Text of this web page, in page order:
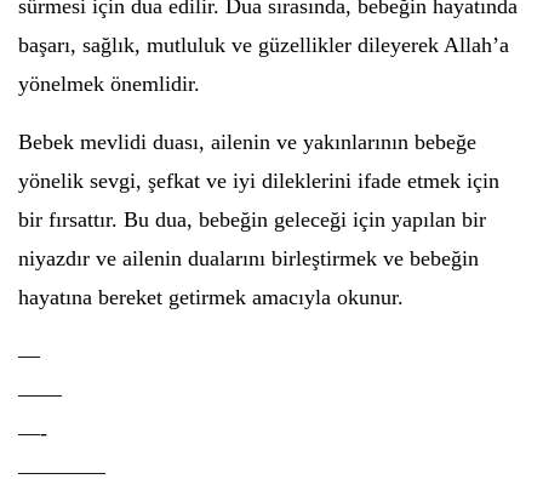
sürmesi için dua edilir. Dua sırasında, bebeğin hayatında
başarı, sağlık, mutluluk ve güzellikler dileyerek Allah’a
yönelmek önemlidir.
Bebek mevlidi duası, ailenin ve yakınlarının bebeğe
yönelik sevgi, şefkat ve iyi dileklerini ifade etmek için
bir fırsattır. Bu dua, bebeğin geleceği için yapılan bir
niyazdır ve ailenin dualarını birleştirmek ve bebeğin
hayatına bereket getirmek amacıyla okunur.
—
——
—-
————